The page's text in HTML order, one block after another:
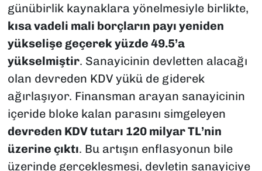
günübirlik kaynaklara yönelmesiyle birlikte,
kısa vadeli mali borçların payı yeniden
yükselişe geçerek yüzde 49.5’a
yükselmiştir. Sanayicinin devletten alacağı
olan devreden KDV yükü de giderek
ağırlaşıyor. Finansman arayan sanayicinin
içeride bloke kalan parasını simgeleyen
devreden KDV tutarı 120 milyar TL’nin
üzerine çıktı. Bu artışın enflasyonun bile
üzerinde gerçekleşmesi, devletin sanayiciye